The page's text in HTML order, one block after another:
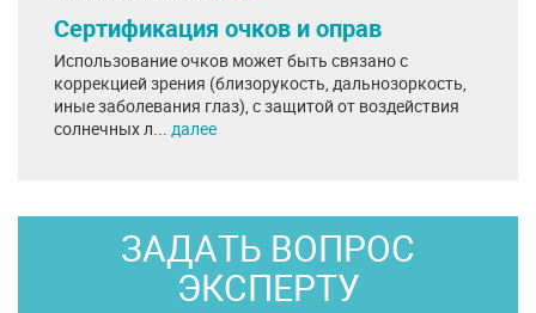
Сертификация очков и оправ
Использование очков может быть связано с
коррекцией зрения (близорукость, дальнозоркость,
иные заболевания глаз), с защитой от воздействия
солнечных л... далее
ЗАДАТЬ ВОПРОС
ЭКСПЕРТУ